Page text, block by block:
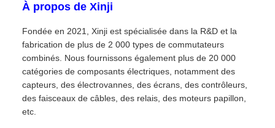
À propos de Xinji
Fondée en 2021, Xinji est spécialisée dans la R&D et la
fabrication de plus de 2 000 types de commutateurs
combinés. Nous fournissons également plus de 20 000
catégories de composants électriques, notamment des
capteurs, des électrovannes, des écrans, des contrôleurs,
des faisceaux de câbles, des relais, des moteurs papillon,
etc.